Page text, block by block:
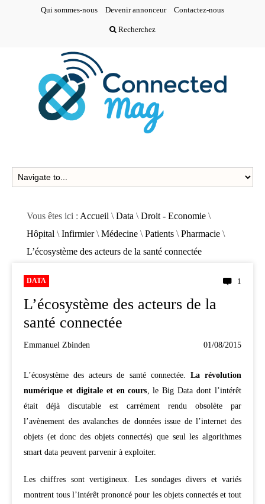
Qui sommes-nous Devenir annonceur Contactez-nous
Recherchez
Vous êtes ici : Accueil \ Data \ Droit - Economie \
Hôpital \ Infirmier\ Médecine \ Patients \ Pharmacie \
L’écosystème des acteurs de la santé connectée
DATA 1
L’écosystème des acteurs de la
santé connectée
Emmanuel Zbinden 01/08/2015
L’écosystème des acteurs de santé connectée.
La révolution
numérique et digitale et en cours , le Big Data dont l’intérêt
était déjà discutable est carrément rendu obsolète par
l’avènement des avalanches de données issue de l’internet des
objets (et donc des objets connectés) que seul les algorithmes
smart data peuvent parvenir à exploiter.
Les chiffres sont vertigineux. Les sondages divers et variés
montrent tous l’intérêt prononcé pour les objets connectés et tout